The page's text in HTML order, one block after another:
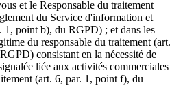
et le Responsable du traitement
du Service d'information et
1, point b), du RGPD) ; et dans les
du responsable du traitement (art.
consistant en la nécessité de
liée aux activités commerciales
(art. 6, par. 1, point f), du